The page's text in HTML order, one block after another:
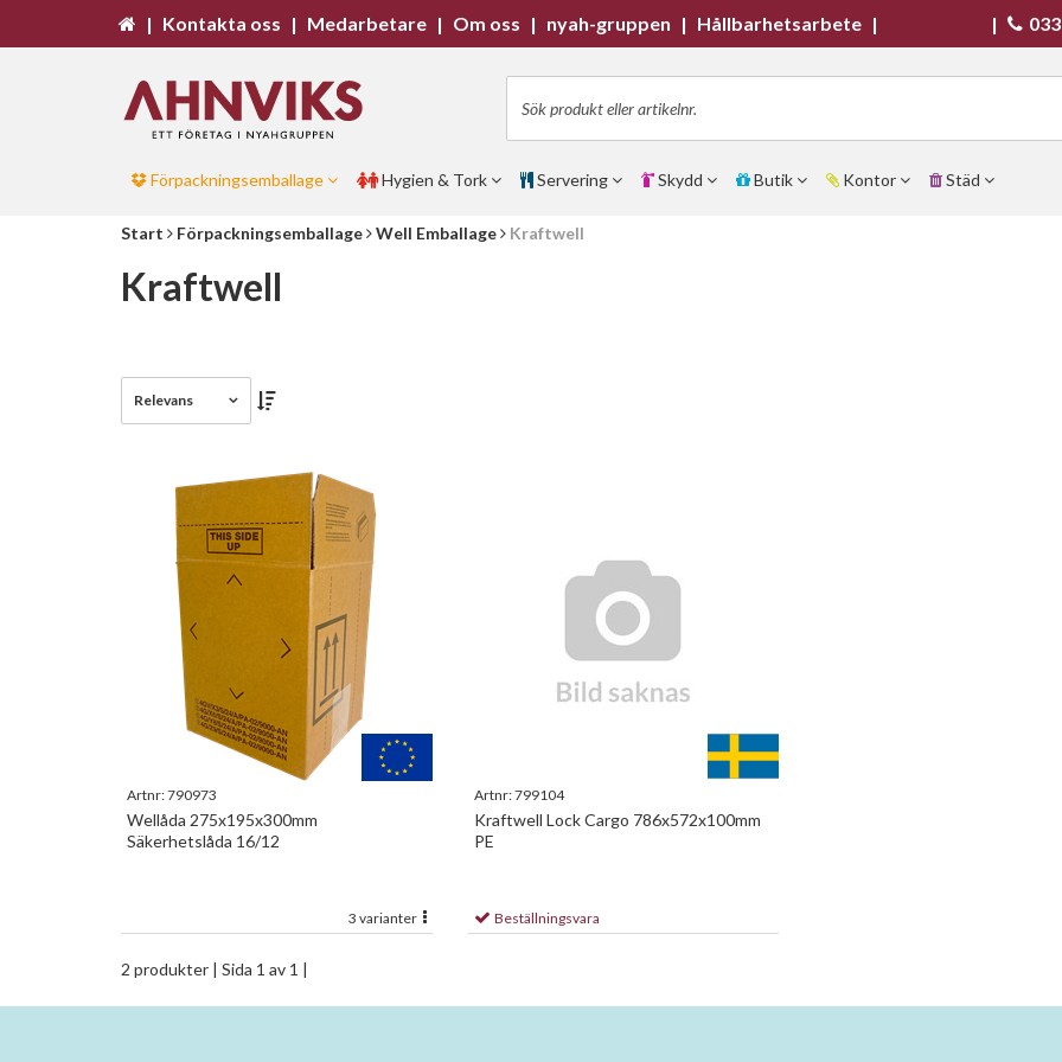
Start Förpackningsemballage Well Emballage Kraftwell
Kraftwell
Relevans
Artnr:790973
Wellåda 275x195x300mm
Säkerhetslåda 16/12
3 varianter
Artnr:799104
Kraftwell Lock Cargo 786x572x100mm
PE
Beställningsvara
2 produkter | Sida 1 av 1 |
| Kontakta oss | Medarbetare | Om oss | nyah-gruppen | Hållbarhetsarbete | |
Förpackningsemballage Hygien & Tork Servering Skydd Butik Kontor Städ